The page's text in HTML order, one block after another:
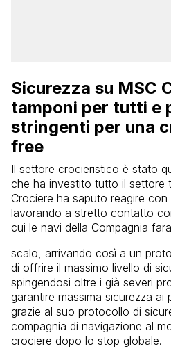
Sicurezza su MSC
tamponi per tutti e
stringenti per una
free
Il settore crocieristico è stato
che ha investito tutto il settore
Crociere ha saputo reagire
lavorando a stretto contatto
cui le navi della Compagnia
scalo, arrivando così a un
di offrire il massimo livello di
spingendosi oltre i già severi
garantire massima sicurezza ai
grazie al suo protocollo di
compagnia di navigazione al
crociere dopo lo stop globale.